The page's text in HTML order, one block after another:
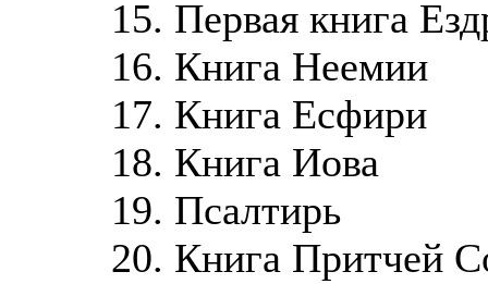
15. Первая книга
16. Книга Неемии
17. Книга Есфири
18. Книга Иова
19. Псалтирь
20. Книга Притчей